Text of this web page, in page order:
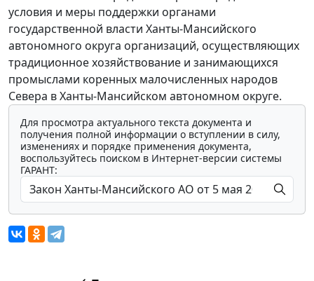
условия и меры поддержки органами
государственной власти Ханты-Мансийского
автономного округа организаций, осуществляющих
традиционное хозяйствование и занимающихся
промыслами коренных малочисленных народов
Севера в Ханты-Мансийском автономном округе.
Для просмотра актуального текста документа и
получения полной информации о вступлении в силу,
изменениях и порядке применения документа,
воспользуйтесь поиском в Интернет-версии системы
ГАРАНТ: